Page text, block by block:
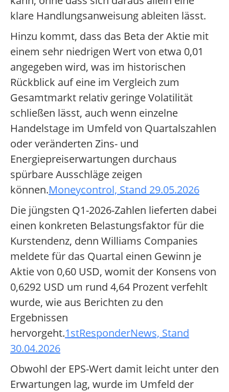
klare Handlungsanweisung ableiten lässt.
Hinzu kommt, dass das Beta der Aktie mit
einem sehr niedrigen Wert von etwa 0,01
angegeben wird, was im historischen
Rückblick auf eine im Vergleich zum
Gesamtmarkt relativ geringe Volatilität
schließen lässt, auch wenn einzelne
Handelstage im Umfeld von Quartalszahlen
oder veränderten Zins- und
Energiepreiserwartungen durchaus
spürbare Ausschläge zeigen
können.Moneycontrol, Stand 29.05.2026
Die jüngsten Q1-2026-Zahlen lieferten dabei
einen konkreten Belastungsfaktor für die
Kurstendenz, denn Williams Companies
meldete für das Quartal einen Gewinn je
Aktie von 0,60 USD, womit der Konsens von
0,6292 USD um rund 4,64 Prozent verfehlt
wurde, wie aus Berichten zu den
Ergebnissen
hervorgeht.1stResponderNews, Stand
30.04.2026
Obwohl der EPS-Wert damit leicht unter den
Erwartungen lag, wurde im Umfeld der